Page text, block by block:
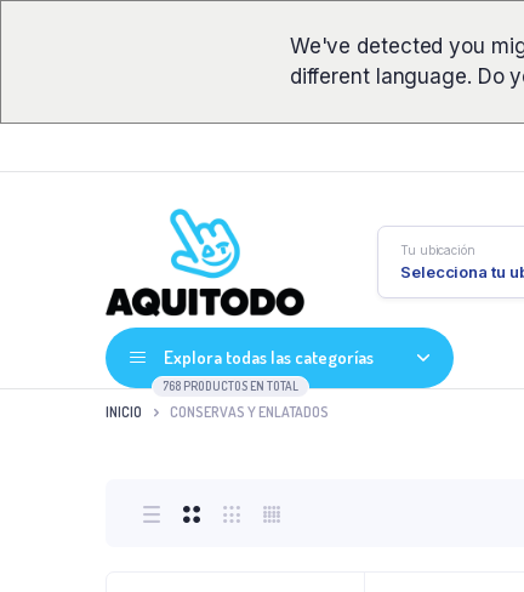
We've detected you
different language. Do
Tu ubicación
Explora todas las categorías
768 PRODUCTOS EN TOTAL
INICIO CONSERVAS Y ENLATADOS